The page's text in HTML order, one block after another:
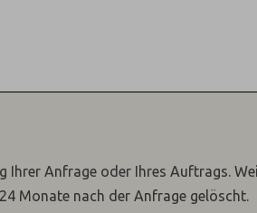
Ihrer Anfrage oder Ihres Auftrags.
Monate nach der Anfrage gelöscht.